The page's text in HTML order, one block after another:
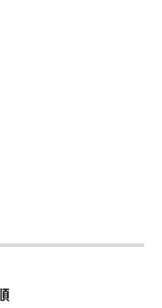
許諾ソフトウ
きます。その
指定ユーザ」
とにつき、す
ものとしま
諾、譲渡、頒
、第三者に
エア」の全部
リバース・エン
ん。また第三